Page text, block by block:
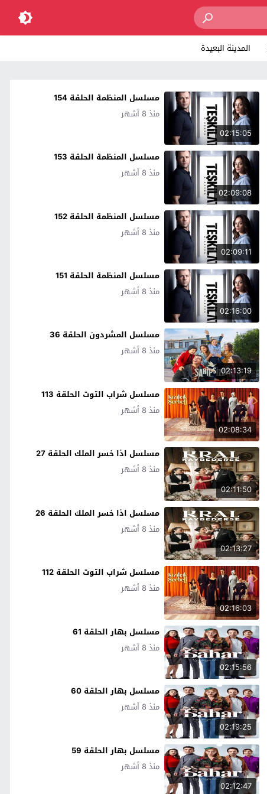
المدينة البعيدة
02:15:05
مسلسل المنظمة الحلقة 154
منذ 8 أشهر
02:09:08
مسلسل المنظمة الحلقة 153
منذ 8 أشهر
02:09:11
مسلسل المنظمة الحلقة 152
منذ 8 أشهر
02:16:00
مسلسل المنظمة الحلقة 151
منذ 8 أشهر
02:13:19
مسلسل المشردون الحلقة 36
منذ 8 أشهر
02:08:34
مسلسل شراب التوت الحلقة 113
منذ 8 أشهر
02:11:50
مسلسل اذا خسر الملك الحلقة 27
منذ 8 أشهر
02:13:27
مسلسل اذا خسر الملك الحلقة 26
منذ 8 أشهر
02:16:03
مسلسل شراب التوت الحلقة 112
منذ 8 أشهر
02:15:56
مسلسل بهار الحلقة 61
منذ 8 أشهر
02:19:25
مسلسل بهار الحلقة 60
منذ 8 أشهر
02:12:47
مسلسل بهار الحلقة 59
منذ 8 أشهر